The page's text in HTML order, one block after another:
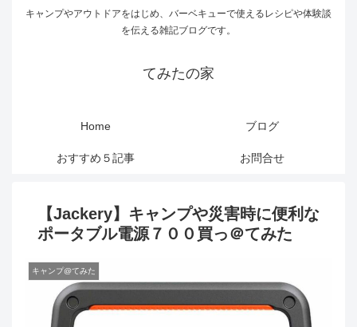
キャンプやアウトドアをはじめ、バーベキューで使えるレシピや体験談
を伝える雑記ブログです。
てみたの家
Home ブログ
おすすめ５記事 お問合せ
【Jackery】キャンプや災害時に便利な
ポータブル電源７００買っ＠てみた
キャンプ@てみた